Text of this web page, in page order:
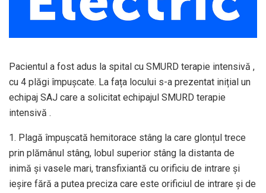
Pacientul a fost adus la spital cu SMURD terapie intensivă ,
cu 4 plăgi împușcate. La fața locului s-a prezentat inițial un
echipaj SAJ care a solicitat echipajul SMURD terapie
intensivă .
1. Plagă împușcată hemitorace stâng la care glonțul trece
prin plămânul stâng, lobul superior stâng la distanta de
inimă și vasele mari, transfixiantă cu orificiu de intrare și
ieșire fără a putea preciza care este orificiul de intrare și de